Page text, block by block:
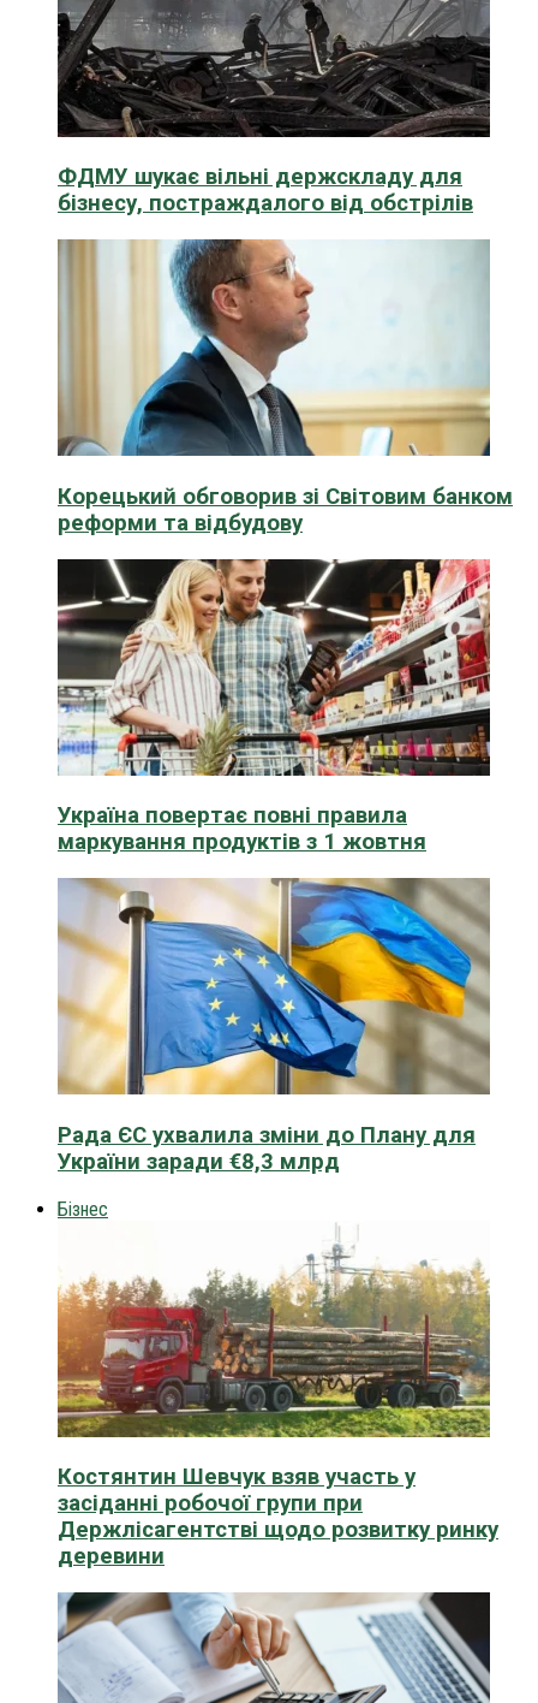
ФДМУ шукає вільні держскладу для
бізнесу, постраждалого від обстрілів
Корецький обговорив зі Світовим банком
реформи та відбудову
Україна повертає повні правила
маркування продуктів з 1 жовтня
Рада ЄС ухвалила зміни до Плану для
України заради €8,3 млрд
Бізнес
Костянтин Шевчук взяв участь у
засіданні робочої групи при
Держлісагентстві щодо розвитку ринку
деревини